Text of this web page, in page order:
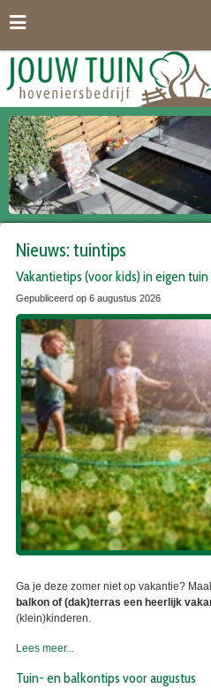
a
Nieuws: tuintips
Vakantietips (voor kids) in eigen tuin
Gepubliceerd op 6 augustus 2026
Ga je deze zomer niet op vakantie?
balkon of (dak)terras een heerlijk
(klein)kinderen.
Lees meer...
Tuin- en balkontips voor augustus